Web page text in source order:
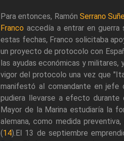
Para entonces, Ramón Serrano
Franco accedía a entrar en guerra
estas fechas, Franco solicitaba
un proyecto de protocolo con
las ayudas económicas y
vigor del protocolo una vez que
manifestó al comandante en jefe
pudiera llevarse a efecto durante
Mayor de la Marina estudiaría la
alemana, como medida
(14).El 13 de septiembre